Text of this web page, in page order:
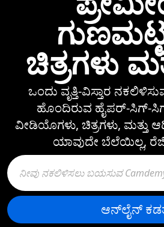
ಚಿತ್ರಗಳು
ಒಂದು ವೃತ್ತಿ-ವಿಸ್ತಾರ
ಹೊಂದಿರುವ ಹೈಪರ್-ಸಿಗ್-
ವೀಡಿಯೊಗಳು, ಚಿತ್ರಗಳು,
ಯಾವುದೇ ಬೆಲೆಯಿಲ್ಲ,
ಆನ್‌ಲೈನ್